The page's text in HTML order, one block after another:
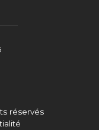
réservés